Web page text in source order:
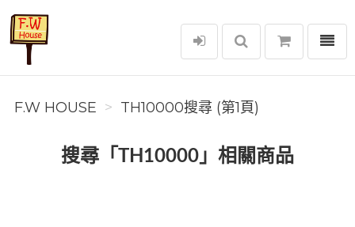
F.W House
選單
F.W HOUSE TH10000搜尋 (第1頁)
搜尋「TH10000」相關商品